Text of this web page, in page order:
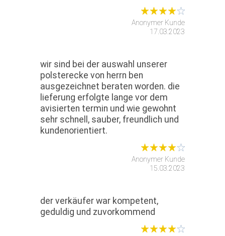
Anonymer Kunde
17.03.2023
wir sind bei der auswahl unserer
polsterecke von herrn ben
ausgezeichnet beraten worden. die
lieferung erfolgte lange vor dem
avisierten termin und wie gewohnt
sehr schnell, sauber, freundlich und
kundenorientiert.
Anonymer Kunde
15.03.2023
der verkäufer war kompetent,
geduldig und zuvorkommend